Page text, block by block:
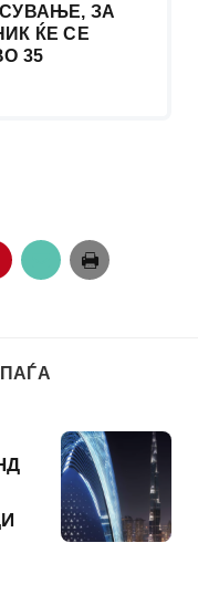
ЗА
ЌЕ СЕ
35